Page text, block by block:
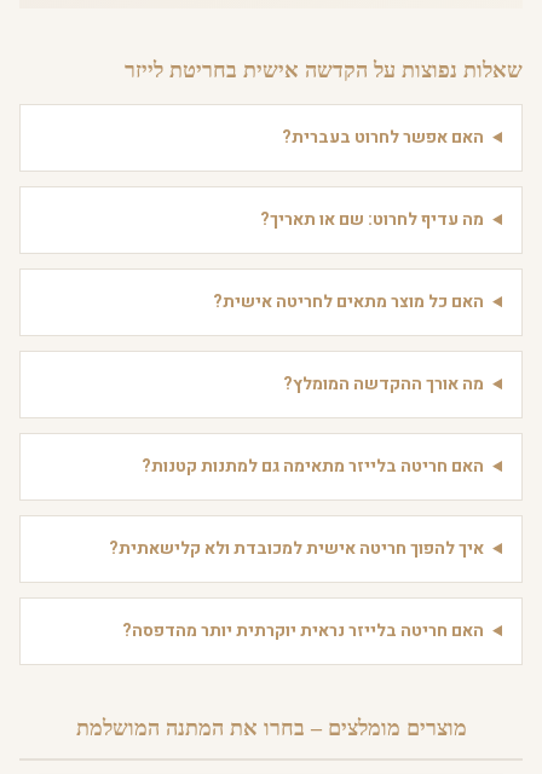
שאלות נפוצות על הקדשה אישית בחריטת לייזר
האם אפשר לחרוט בעברית?
מה עדיף לחרוט: שם או תאריך?
האם כל מוצר מתאים לחריטה אישית?
מה אורך ההקדשה המומלץ?
האם חריטה בלייזר מתאימה גם למתנות קטנות?
איך להפוך חריטה אישית למכובדת ולא קלישאתית?
האם חריטה בלייזר נראית יוקרתית יותר מהדפסה?
מוצרים מומלצים – בחרו את המתנה המושלמת